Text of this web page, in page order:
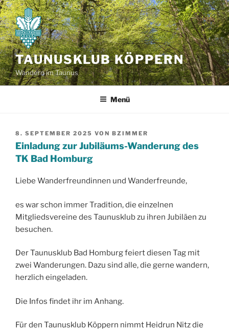
Zum
Inhalt
springen
TAUNUSKLUB KÖPPERN
Wandern im Taunus
Menü
VERÖFFENTLICHT
AM
8. SEPTEMBER 2025 VON BZIMMER
Einladung zur Jubiläums-Wanderung des
TK Bad Homburg
Liebe Wanderfreundinnen und Wanderfreunde,
es war schon immer Tradition, die einzelnen
Mitgliedsvereine des Taunusklub zu ihren Jubiläen zu
besuchen.
Der Taunusklub Bad Homburg feiert diesen Tag mit
zwei Wanderungen. Dazu sind alle, die gerne wandern,
herzlich eingeladen.
Die Infos findet ihr im Anhang.
Für den Taunusklub Köppern nimmt Heidrun Nitz die